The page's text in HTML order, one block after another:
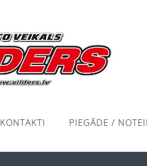
KONTAKTI PIEGĀDE /